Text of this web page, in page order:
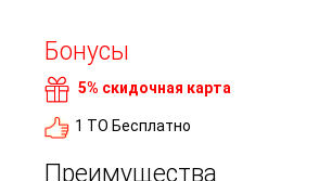
Бонусы
5% скидочная карта
1 ТО Бесплатно
Преимущества